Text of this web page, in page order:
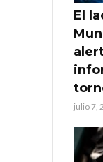
El
julio 7,